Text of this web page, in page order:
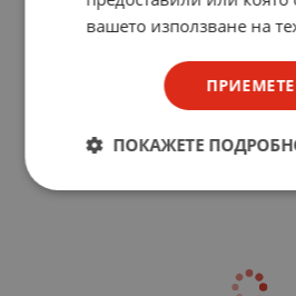
вашето използване на
ПОКАЖЕТЕ